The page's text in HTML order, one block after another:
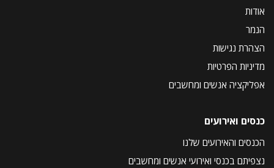
אודות
הנמר
הצהרת נגישות
מדיניות הפרטיות
אפליקציה אנשים ומחשבים
כנסים ואירועים
הכנסים והאירועים שלנו
נצפיתם בכנסי ואירועי אנשים ומחשבים